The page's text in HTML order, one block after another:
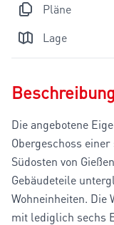
Pläne
Lage
Beschreibung
Die angebotene
Obergeschoss
Südosten von
Gebäudeteile
Wohneinheiten. Die
mit lediglich sechs